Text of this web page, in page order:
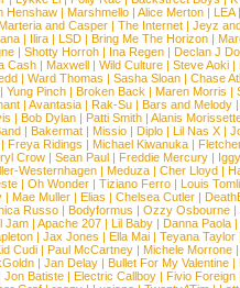
Henshaw| Marshmello| Alice Merton| LEA|
and Casper| The Internet| Jeyz
| Ilira| LSD| Bring Me The Horizon|
| Shotty Horroh | Ina Regen | Declan J
Cash| Maxwell| Wild Culture| Steve Aoki|
| Ward Thomas | Sasha Sloan| Chase
Yung Pinch| Broken Back | Maren Morris |
| Avantasia| Rak-Su| Bars and Melody|
| Bob Dylan | Patti Smith | Alanis
| Bakermat| Missio| Diplo| Lil Nas X|
| Freya Ridings | Michael Kiwanuka|
Crow| Sean Paul| Freddie Mercury|
Westernhagen| Meduza| Cher Lloyd|
| Oh Wonder | Tiziano Ferro | Louis
| Mae Muller| Elias | Chelsea Cutler|
Russo| Bodyformus | Ozzy Osbourne|
Jam| Apache 207| Lil Baby| Danna Paola|
| Jax Jones | Ella Mai | Teyana Taylor
Cudi| Paul McCartney| Michele Morrone|
| Jan Delay | Bullet For My Valentine |
Jon Batiste | Electric Callboy | Fivio Foreign